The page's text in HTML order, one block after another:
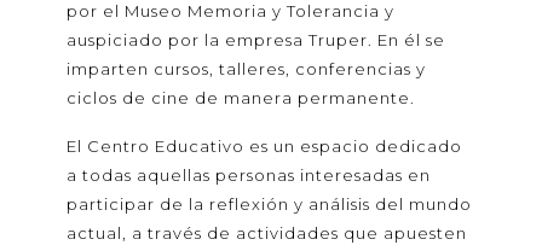
por el Museo Memoria y Tolerancia y
auspiciado por la empresa Truper. En él se
imparten cursos, talleres, conferencias y
ciclos de cine de manera permanente.
El Centro Educativo es un espacio dedicado
a todas aquellas personas interesadas en
participar de la reflexión y análisis del mundo
actual, a través de actividades que apuesten